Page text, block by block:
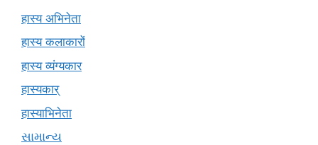
हास्य अभिनेता
हास्य कलाकारों
हास्य व्यंग्यकार
हास्यकार्
हास्याभिनेता
સામાન્ય